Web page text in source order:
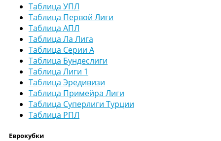
Таблица УПЛ
Таблица Первой Лиги
Таблица АПЛ
Таблица Ла Лига
Таблица Серии А
Таблица Бундеслиги
Таблица Лиги 1
Таблица Эредивизи
Таблица Примейра Лиги
Таблица Суперлиги Турции
Таблица РПЛ
Еврокубки